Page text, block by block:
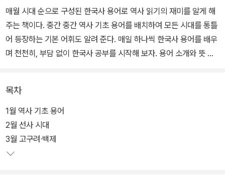
매월 시대 순으로 구성된 한국사 용어로 역사 읽기의 재미를 알게 해
주는 책이다. 중간 중간 역사 기초 용어를 배치하여 모든 시대를 통틀
어 등장하는 기본 어휘도 알려 준다. 매일 하나씩 한국사 용어를 배우
며 천천히, 부담 없이 한국사 공부를 시작해 보자. 용어 소개와 뜻 설
한국사는 용어만 이해해도 절반은 익힌 셈이다. ‘기원전’, ‘기원후’가
무엇인지, ‘천도’와 ‘환도’는 무엇이고, 나아가 ‘태평성대’, ‘역성혁
명’은 무엇인지까지 알게 된다면, 우리 아이가 세상과 시대를 바라보
는 시야는 그만큼 넓어지게 된다. 1년이라는 시간 동안 천천히 익히다
목차
1월 역사 기초 용어
2월 선사 시대
3월 고구려ᐧ백제